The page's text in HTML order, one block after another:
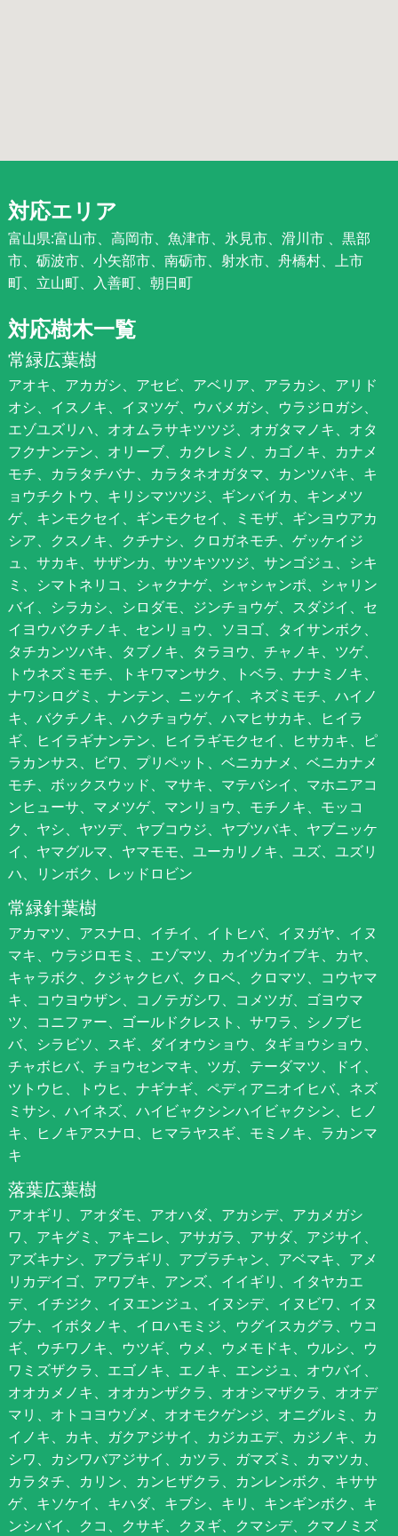
対応エリア
富山県:富山市、高岡市、魚津市、氷見市、滑川市 、黒部
市、砺波市、小矢部市、南砺市、射水市、舟橋村、上市
町、立山町、入善町、朝日町
対応樹木一覧
常緑広葉樹
アオキ、アカガシ、アセビ、アベリア、アラカシ、アリド
オシ、イスノキ、イヌツゲ、ウバメガシ、ウラジロガシ、
エゾユズリハ、オオムラサキツツジ、オガタマノキ、オタ
フクナンテン、オリーブ、カクレミノ、カゴノキ、カナメ
モチ、カラタチバナ、カラタネオガタマ、カンツバキ、キ
ョウチクトウ、キリシマツツジ、ギンバイカ、キンメツ
ゲ、キンモクセイ、ギンモクセイ、ミモザ、ギンヨウアカ
シア、クスノキ、クチナシ、クロガネモチ、ゲッケイジ
ュ、サカキ、サザンカ、サツキツツジ、サンゴジュ、シキ
ミ、シマトネリコ、シャクナゲ、シャシャンポ、シャリン
バイ、シラカシ、シロダモ、ジンチョウゲ、スダジイ、セ
イヨウバクチノキ、センリョウ、ソヨゴ、タイサンボク、
タチカンツバキ、タブノキ、タラヨウ、チャノキ、ツゲ、
トウネズミモチ、トキワマンサク、トベラ、ナナミノキ、
ナワシログミ、ナンテン、ニッケイ、ネズミモチ、ハイノ
キ、バクチノキ、ハクチョウゲ、ハマヒサカキ、ヒイラ
ギ、ヒイラギナンテン、ヒイラギモクセイ、ヒサカキ、ピ
ラカンサス、ビワ、プリペット、ベニカナメ、ベニカナメ
モチ、ボックスウッド、マサキ、マテバシイ、マホニアコ
ンヒューサ、マメツゲ、マンリョウ、モチノキ、モッコ
ク、ヤシ、ヤツデ、ヤブコウジ、ヤブツバキ、ヤブニッケ
イ、ヤマグルマ、ヤマモモ、ユーカリノキ、ユズ、ユズリ
ハ、リンボク、レッドロビン
常緑針葉樹
アカマツ、アスナロ、イチイ、イトヒバ、イヌガヤ、イヌ
マキ、ウラジロモミ、エゾマツ、カイヅカイブキ、カヤ、
キャラボク、クジャクヒバ、クロベ、クロマツ、コウヤマ
キ、コウヨウザン、コノテガシワ、コメツガ、ゴヨウマ
ツ、コニファー、ゴールドクレスト、サワラ、シノブヒ
バ、シラビソ、スギ、ダイオウショウ、タギョウショウ、
チャボヒバ、チョウセンマキ、ツガ、テーダマツ、ドイ、
ツトウヒ、トウヒ、ナギナギ、ペディアニオイヒバ、ネズ
ミサシ、ハイネズ、ハイビャクシンハイビャクシン、ヒノ
キ、ヒノキアスナロ、ヒマラヤスギ、モミノキ、ラカンマ
キ
落葉広葉樹
アオギリ、アオダモ、アオハダ、アカシデ、アカメガシ
ワ、アキグミ、アキニレ、アサガラ、アサダ、アジサイ、
アズキナシ、アブラギリ、アブラチャン、アベマキ、アメ
リカデイゴ、アワブキ、アンズ、イイギリ、イタヤカエ
デ、イチジク、イヌエンジュ、イヌシデ、イヌビワ、イヌ
ブナ、イボタノキ、イロハモミジ、ウグイスカグラ、ウコ
ギ、ウチワノキ、ウツギ、ウメ、ウメモドキ、ウルシ、ウ
ワミズザクラ、エゴノキ、エノキ、エンジュ、オウバイ、
オオカメノキ、オオカンザクラ、オオシマザクラ、オオデ
マリ、オトコヨウゾメ、オオモクゲンジ、オニグルミ、カ
イノキ、カキ、ガクアジサイ、カジカエデ、カジノキ、カ
シワ、カシワバアジサイ、カツラ、ガマズミ、カマツカ、
カラタチ、カリン、カンヒザクラ、カンレンボク、キササ
ゲ、キソケイ、キハダ、キブシ、キリ、キンギンボク、キ
ンシバイ、クコ、クサギ、クヌギ、クマシデ、クマノミズ